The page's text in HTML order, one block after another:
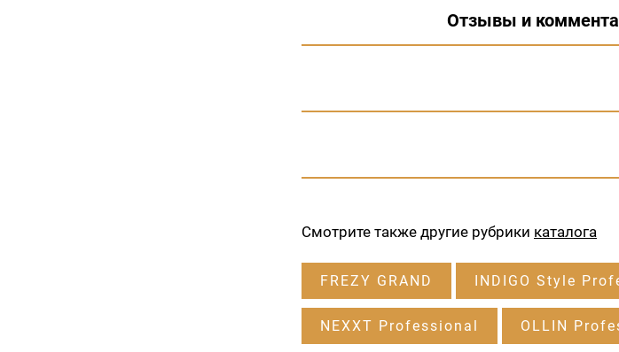
Отзывы и
Смотрите также другие рубрики каталога
FREZY GRAND INDIGO Style
NEXXT Professional OLLIN